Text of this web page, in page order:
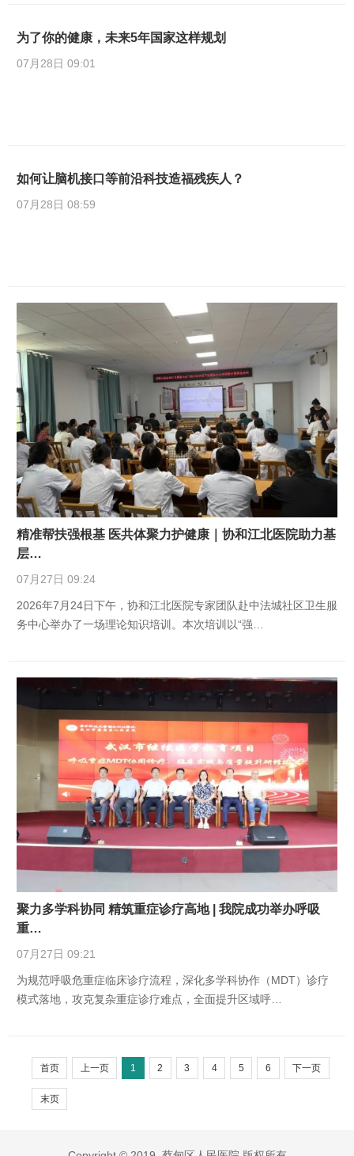
为了你的健康，未来5年国家这样规划
07月28日 09:01
如何让脑机接口等前沿科技造福残疾人？
07月28日 08:59
精准帮扶强根基 医共体聚力护健康｜协和江北医院助力基
层…
07月27日 09:24
2026年7月24日下午，协和江北医院专家团队赴中法城社区卫生服
务中心举办了一场理论知识培训。本次培训以“强…
聚力多学科协同 精筑重症诊疗高地 | 我院成功举办呼吸
重…
07月27日 09:21
为规范呼吸危重症临床诊疗流程，深化多学科协作（MDT）诊疗
模式落地，攻克复杂重症诊疗难点，全面提升区域呼…
首页 上一页 1 2 3 4 5 6 下一页
末页